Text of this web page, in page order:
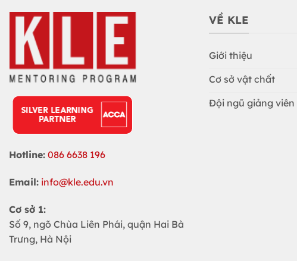
Hotline: 086 6638 196
Email: info@kle.edu.vn
Cơ sở 1:
Số 9, ngõ Chùa Liên Phái, quận Hai Bà
Trưng, Hà Nội
VỀ KLE
Giới thiệu
Cơ sở vật chất
Đội ngũ giảng viên